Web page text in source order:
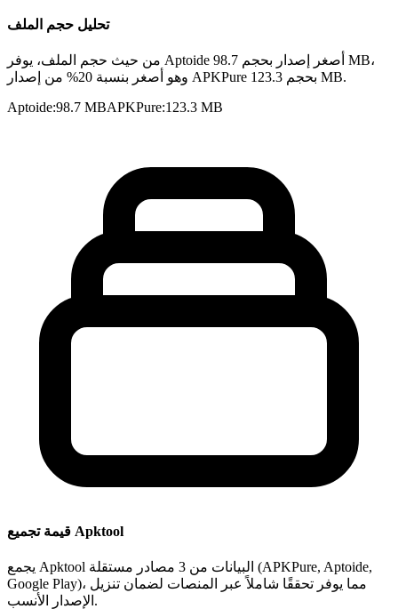
تحليل حجم الملف
من حيث حجم الملف، يوفر Aptoide أصغر إصدار بحجم 98.7 MB،
وهو أصغر بنسبة 20% من إصدار APKPure بحجم 123.3 MB.
Aptoide:98.7 MBAPKPure:123.3 MB
قيمة تجميع Apktool
يجمع Apktool البيانات من 3 مصادر مستقلة (APKPure, Aptoide,
Google Play)، مما يوفر تحققًا شاملاً عبر المنصات لضمان تنزيل
الإصدار الأنسب.